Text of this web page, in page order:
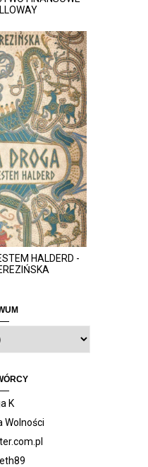
HALDERD -
K
Wolności